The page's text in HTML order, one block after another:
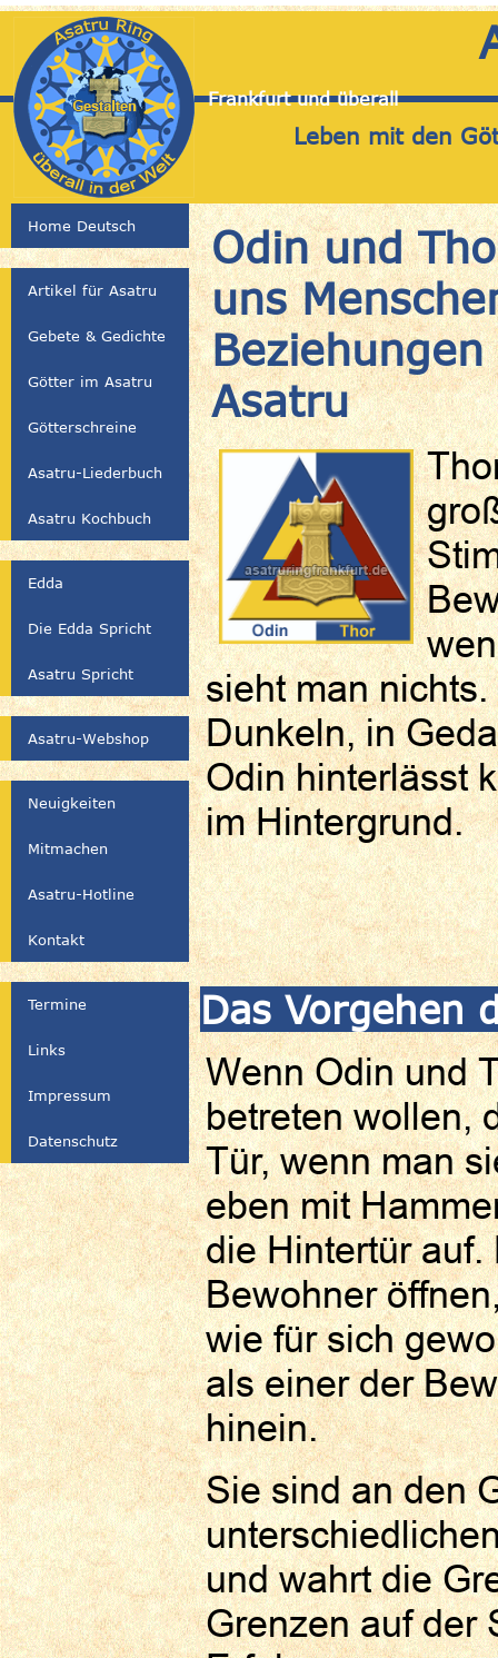
Frankfurt und überall
Leben mit den
Odin und
uns
Asatru
sieht man
Dunkeln, in
Odin hinterlässt
im Hintergrund.
Das Vorgehen
Wenn Odin und
betreten wollen,
Tür, wenn man
eben mit
die Hintertür
Bewohner
wie für sich
als einer der
hinein.
Sie sind an den
und wahrt die
Grenzen auf der
Home Deutsch
Artikel für Asatru
Gebete & Gedichte
Götter im Asatru
Götterschreine
Asatru-Liederbuch
Asatru Kochbuch
Edda
Die Edda Spricht
Asatru Spricht
Asatru-Webshop
Neuigkeiten
Mitmachen
Asatru-Hotline
Kontakt
Termine
Links
Impressum
Datenschutz